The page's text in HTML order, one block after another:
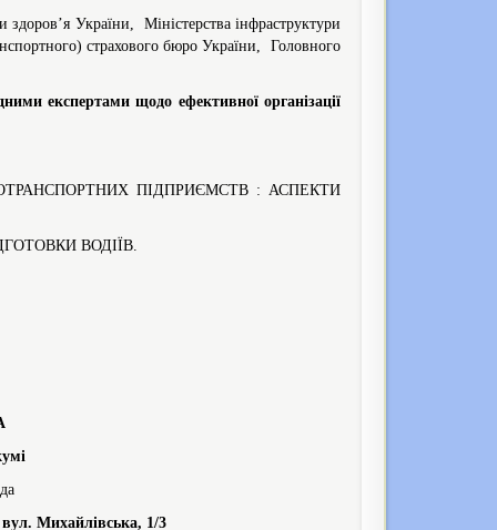
України, Міністерства інфраструктури
страхового бюро України, Головного
експертами щодо ефективної організації
ПІДПРИЄМСТВ : АСПЕКТИ
ВОДІЇВ.
Михайлівська, 1/3